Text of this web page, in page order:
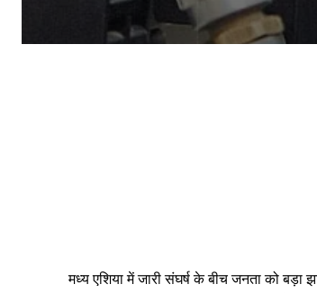
मध्य एशिया में जारी संघर्ष के बीच जनता को